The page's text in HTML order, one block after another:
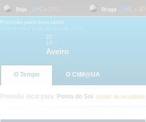
Beja 16 ºC- 37 ºC Braga 18 ºC- 30 ºC
Previsão para esta tarde
27
19
Aveiro
O Tempo O CliM@UA
Previsão local para: Ponta do Sol mudar de localidade